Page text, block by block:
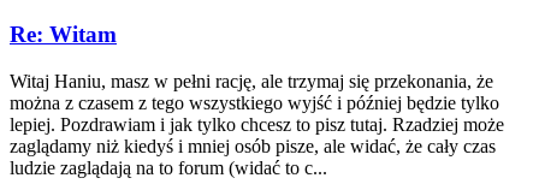
Re: Witam
Witaj Haniu, masz w pełni rację, ale trzymaj się przekonania, że
można z czasem z tego wszystkiego wyjść i później będzie tylko
lepiej. Pozdrawiam i jak tylko chcesz to pisz tutaj. Rzadziej może
zaglądamy niż kiedyś i mniej osób pisze, ale widać, że cały czas
ludzie zaglądają na to forum (widać to c...